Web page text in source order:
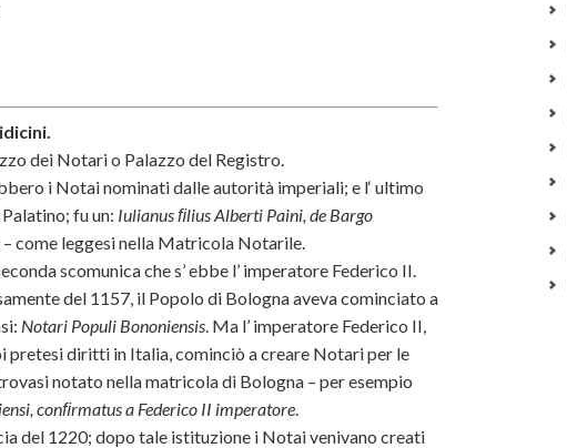
dei Notari o Palazzo del Registro.
i Notai nominati dalle autorità imperiali; e l‘ ultimo
fu un: Iulianus ﬁlius Alberti Paini, de Bargo
– come leggesi nella Matricola Notarile.
scomunica che s’ ebbe l’ imperatore Federico II.
del 1157, il Popolo di Bologna aveva cominciato a
Notari Populi Bononiensis. Ma l’ imperatore Federico II,
pretesi diritti in Italia, cominciò a creare Notari per le
notato nella matricola di Bologna – per esempio
conﬁrmatus a Federico II imperatore.
del 1220; dopo tale istituzione i Notai venivano creati